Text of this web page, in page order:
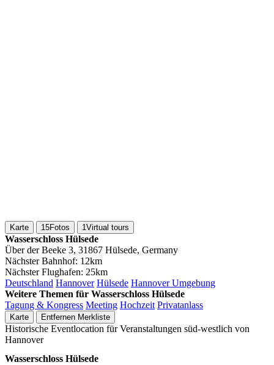
Karte 15Fotos 1Virtual tours
Wasserschloss Hülsede
Über der Beeke 3, 31867 Hülsede, Germany
Nächster Bahnhof: 12km
Nächster Flughafen: 25km
Deutschland Hannover Hülsede Hannover Umgebung
Weitere Themen für Wasserschloss Hülsede
Tagung & Kongress Meeting Hochzeit Privatanlass
Karte Entfernen Merkliste
Historische Eventlocation für Veranstaltungen süd-westlich von
Hannover
Wasserschloss Hülsede